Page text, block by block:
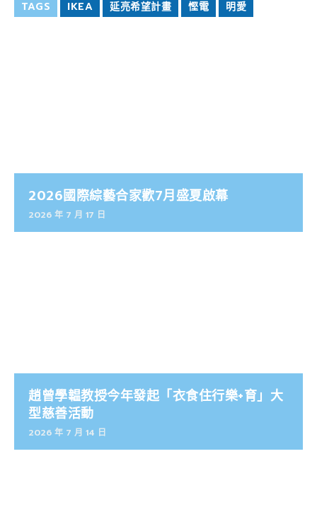
TAGS IKEA 延亮希望計畫 慳電 明愛
2026國際綜藝合家歡7月盛夏啟幕
2026 年 7 月 17 日
趙曾學韞教授今年發起「衣食住行樂+育」大
型慈善活動
2026 年 7 月 14 日